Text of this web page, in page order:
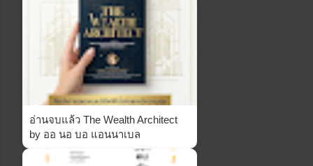
อ่านจบแล้ว The Wealth Architect
by ออ นอ บอ แอนนาเบล